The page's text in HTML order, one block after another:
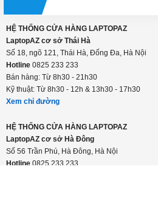
HỆ THỐNG CỬA HÀNG LAPTOPAZ
LaptopAZ cơ sở Thái Hà
Số 18, ngõ 121, Thái Hà, Đống Đa, Hà Nội
Hotline 0825 233 233
Bán hàng: Từ 8h30 - 21h30
Kỹ thuật: Từ 8h30 - 12h & 13h30 - 17h30
Xem chỉ đường
HỆ THỐNG CỬA HÀNG LAPTOPAZ
LaptopAZ cơ sở Hà Đông
Số 56 Trần Phú, Hà Đông, Hà Nội
Hotline 0825 233 233